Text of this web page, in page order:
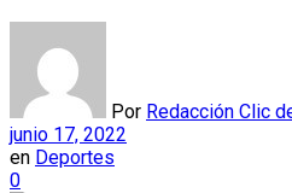
Por Redacción Clic
junio 17, 2022
en Deportes
0